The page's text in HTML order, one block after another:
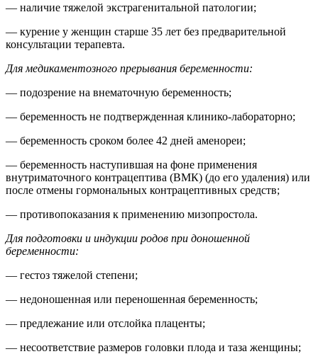
— наличие тяжелой экстрагенитальной патологии;
— курение у женщин старше 35 лет без предварительной
консультации терапевта.
Для медикаментозного прерывания беременности:
— подозрение на внематочную беременность;
— беременность не подтвержденная клинико-лабораторно;
— беременность сроком более 42 дней аменореи;
— беременность наступившая на фоне применения
внутриматочного контрацептива (ВМК) (до его удаления) или
после отмены гормональных контрацептивных средств;
— противопоказания к применению мизопростола.
Для подготовки и индукции родов при доношенной
беременности:
— гестоз тяжелой степени;
— недоношенная или переношенная беременность;
— предлежание или отслойка плаценты;
— несоответствие размеров головки плода и таза женщины;